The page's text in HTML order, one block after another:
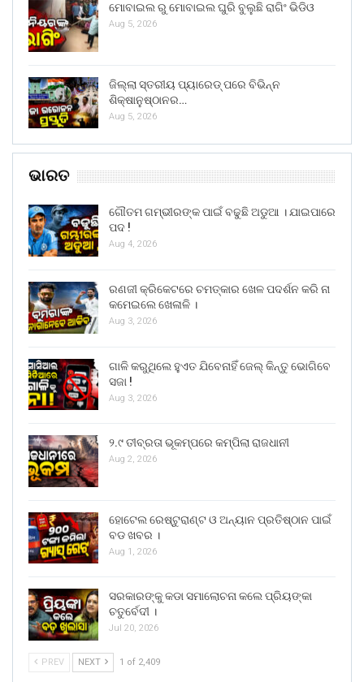
ମୋବାଇଲ ରୁ ମୋବାଇଲ ଘୁରି ବୁଲୁଛି ରାଗିଂ ଭିଡିଓ
Aug 5, 2026
ଜିଲ୍ଲା ସ୍ତରୀୟ ପ୍ୟାରେଡ୍ ପରେ ବିଭିନ୍ନ
ଶିକ୍ଷାନୁଷ୍ଠାନର…
Aug 5, 2026
ଭାରତ
ଗୌତମ ଗମ୍ଭୀରଙ୍କ ପାଇଁ ବଢୁଛି ଅଡୁଆ । ଯାଇପାରେ
ପଦ !
Aug 4, 2026
ରଣଜୀ କ୍ରିକେଟରେ ଚମତ୍କାର ଖେଳ ପଦର୍ଶନ କରି ନା
କମେଇଲେ ଖେଳାଳି ।
Aug 3, 2026
ଗାଳି କରୁଥିଲେ ହୁଏତ ଯିବେନାହିଁ ଜେଲ୍ କିନ୍ତୁ ଭୋଗିବେ
ସଜା !
Aug 3, 2026
୨.୯ ତୀବ୍ରତା ଭୂକମ୍ପରେ କମ୍ପିଲା ରାଜଧାନୀ
Aug 2, 2026
ହୋଟେଲ ରେଷ୍ଟୁରାଣ୍ଟ ଓ ଅନ୍ୟାନ ପ୍ରତିଷ୍ଠାନ ପାଇଁ
ବଡ ଖବର ।
Aug 1, 2026
ସରକାରଙ୍କୁ କଡା ସମାଲୋଚନା କଲେ ପ୍ରିୟଙ୍କା
ଚତୁର୍ବେଦୀ ।
Jul 20, 2026
PREV NEXT 1 of 2,409